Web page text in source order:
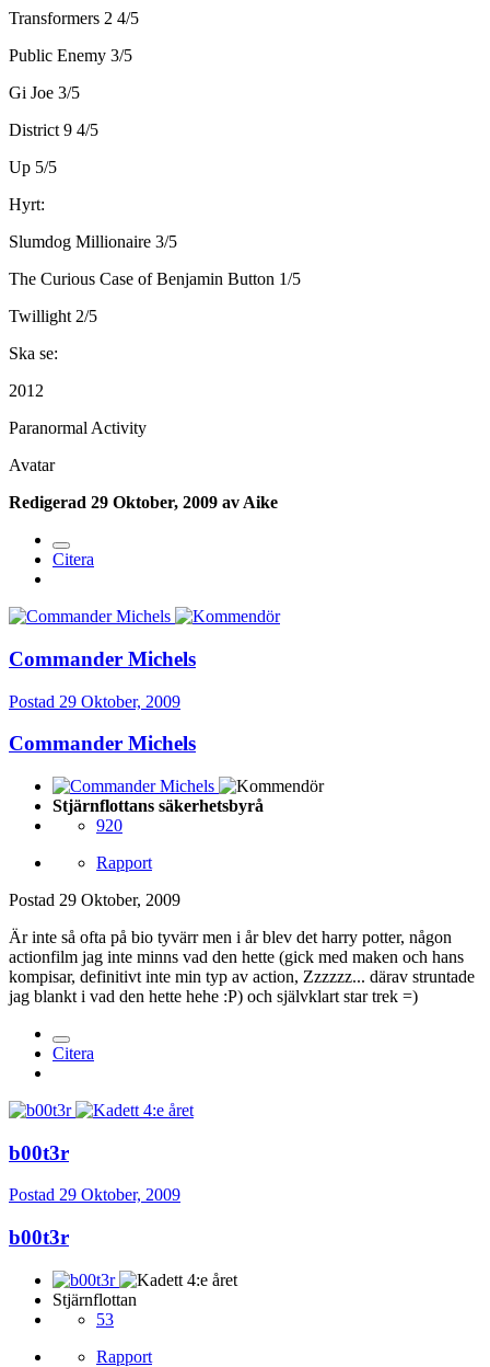
Transformers 2 4/5
Public Enemy 3/5
Gi Joe 3/5
District 9 4/5
Up 5/5
Hyrt:
Slumdog Millionaire 3/5
The Curious Case of Benjamin Button 1/5
Twillight 2/5
Ska se:
2012
Paranormal Activity
Avatar
Redigerad 29 Oktober, 2009 av Aike
Citera
Commander Michels
Postad 29 Oktober, 2009
Commander Michels
Stjärnflottans säkerhetsbyrå
920
Rapport
Postad 29 Oktober, 2009
Är inte så ofta på bio tyvärr men i år blev det harry potter, någon
actionfilm jag inte minns vad den hette (gick med maken och hans
kompisar, definitivt inte min typ av action, Zzzzzz... därav struntade
jag blankt i vad den hette hehe :P) och självklart star trek =)
Citera
b00t3r
Postad 29 Oktober, 2009
b00t3r
Stjärnflottan
53
Rapport